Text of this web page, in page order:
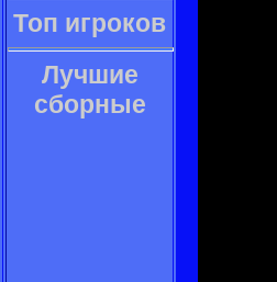
Топ игроков
Лучшие
сборные